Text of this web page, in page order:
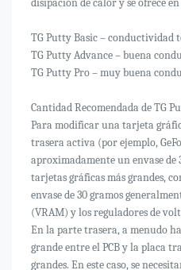
disipación de calor y se ofrece en
TG Putty Basic – conductividad
TG Putty Advance – buena
TG Putty Pro – muy buena
Cantidad Recomendada de TG
Para modificar una tarjeta
trasera activa (por ejemplo,
aproximadamente un envase de
tarjetas gráficas más grandes,
envase de 30 gramos
(VRAM) y los reguladores de
En la parte trasera, a menudo
grande entre el PCB y la placa
grandes. En este caso, se